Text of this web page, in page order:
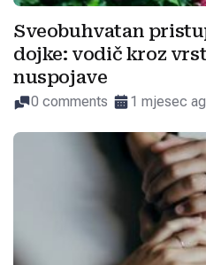
Sveobuhvatan
dojke: vodič kroz
nuspojave
0 comments 1 mjesec